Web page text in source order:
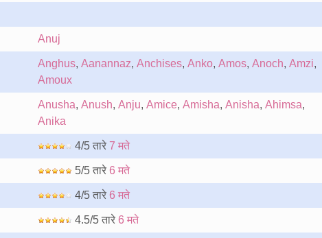
Anuj
Anghus, Aanannaz, Anchises, Anko, Amos, Anoch, Amzi,
Amoux
Anusha, Anush, Anju, Amice, Amisha, Anisha, Ahimsa,
Anika
4/5 तारे 7 मते
5/5 तारे 6 मते
4/5 तारे 6 मते
4.5/5 तारे 6 मते